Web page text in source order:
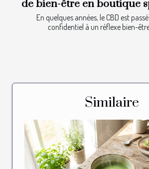
de bien-être en boutique
En quelques années, le CBD est
confidentiel à un réflexe bien-
Similaire